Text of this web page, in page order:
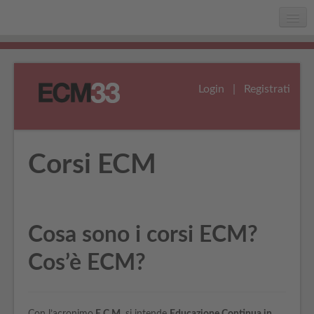
Home
Assistenza
Login Registrati
Corsi ECM
Cosa sono i corsi ECM?
Cos’è ECM?